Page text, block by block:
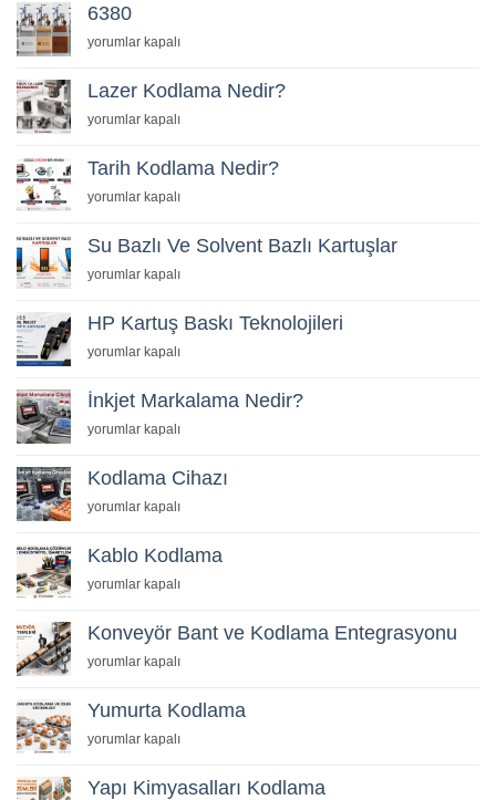
6380
için
yorumlar kapalı
Lazer Kodlama Nedir?
Lazer
Nedir?
yorumlar kapalı
Tarih Kodlama Nedir?
Tarih
Nedir?
yorumlar kapalı
Su Bazlı Ve Solvent Bazlı Kartuşlar
Su
Ve
Bazlı
için
yorumlar kapalı
HP Kartuş Baskı Teknolojileri
HP
Baskı
Teknolojileri
için
yorumlar kapalı
İnkjet Markalama Nedir?
İnkjet
Nedir?
yorumlar kapalı
Kodlama Cihazı
Kodlama
için
yorumlar kapalı
Kablo Kodlama
Kablo
için
yorumlar kapalı
Konveyör Bant ve Kodlama Entegrasyonu
Konveyör
ve
Entegrasyonu
yorumlar kapalı
Yumurta Kodlama
Yumurta
için
yorumlar kapalı
Yapı Kimyasalları Kodlama